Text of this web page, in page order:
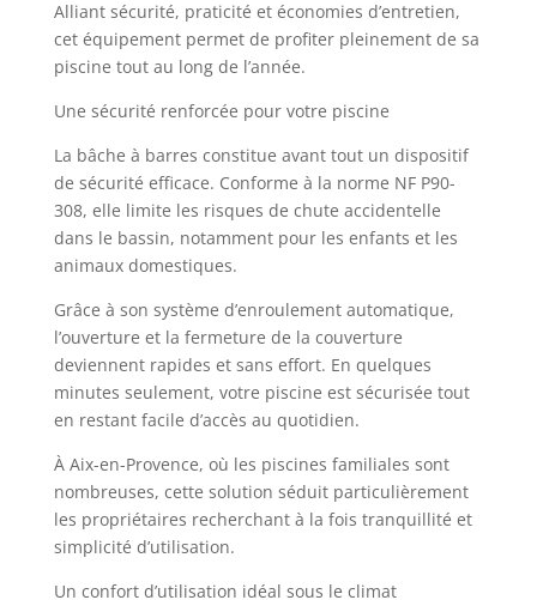
Alliant sécurité, praticité et économies d’entretien,
cet équipement permet de profiter pleinement de sa
piscine tout au long de l’année.
Une sécurité renforcée pour votre piscine
La bâche à barres constitue avant tout un dispositif
de sécurité efficace. Conforme à la norme NF P90-
308, elle limite les risques de chute accidentelle
dans le bassin, notamment pour les enfants et les
animaux domestiques.
Grâce à son système d’enroulement automatique,
l’ouverture et la fermeture de la couverture
deviennent rapides et sans effort. En quelques
minutes seulement, votre piscine est sécurisée tout
en restant facile d’accès au quotidien.
À Aix-en-Provence, où les piscines familiales sont
nombreuses, cette solution séduit particulièrement
les propriétaires recherchant à la fois tranquillité et
simplicité d’utilisation.
Un confort d’utilisation idéal sous le climat